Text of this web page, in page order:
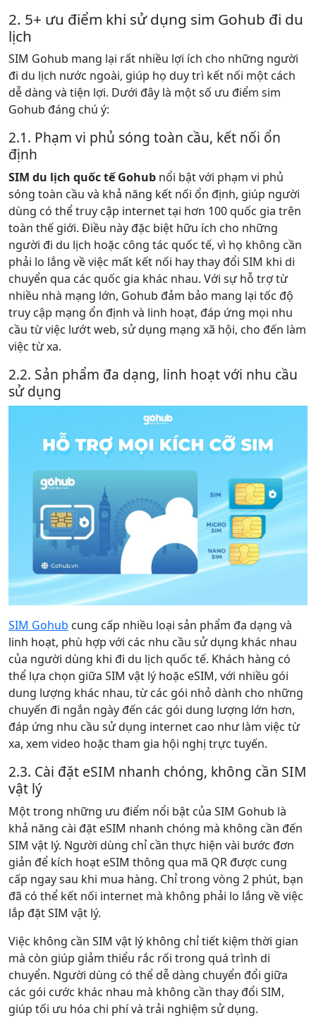
2. 5+ ưu điểm khi sử dụng sim Gohub đi du
lịch
SIM Gohub mang lại rất nhiều lợi ích cho những người
đi du lịch nước ngoài, giúp họ duy trì kết nối một cách
dễ dàng và tiện lợi. Dưới đây là một số ưu điểm sim
Gohub đáng chú ý:
2.1. Phạm vi phủ sóng toàn cầu, kết nối ổn
định
SIM du lịch quốc tế Gohub nổi bật với phạm vi phủ
sóng toàn cầu và khả năng kết nối ổn định, giúp người
dùng có thể truy cập internet tại hơn 100 quốc gia trên
toàn thế giới. Điều này đặc biệt hữu ích cho những
người đi du lịch hoặc công tác quốc tế, vì họ không cần
phải lo lắng về việc mất kết nối hay thay đổi SIM khi di
chuyển qua các quốc gia khác nhau. Với sự hỗ trợ từ
nhiều nhà mạng lớn, Gohub đảm bảo mang lại tốc độ
truy cập mạng ổn định và linh hoạt, đáp ứng mọi nhu
cầu từ việc lướt web, sử dụng mạng xã hội, cho đến làm
việc từ xa.
2.2. Sản phẩm đa dạng, linh hoạt với nhu cầu
sử dụng
SIM Gohub cung cấp nhiều loại sản phẩm đa dạng và
linh hoạt, phù hợp với các nhu cầu sử dụng khác nhau
của người dùng khi đi du lịch quốc tế. Khách hàng có
thể lựa chọn giữa SIM vật lý hoặc eSIM, với nhiều gói
dung lượng khác nhau, từ các gói nhỏ dành cho những
chuyến đi ngắn ngày đến các gói dung lượng lớn hơn,
đáp ứng nhu cầu sử dụng internet cao như làm việc từ
xa, xem video hoặc tham gia hội nghị trực tuyến.
2.3. Cài đặt eSIM nhanh chóng, không cần SIM
vật lý
Một trong những ưu điểm nổi bật của SIM Gohub là
khả năng cài đặt eSIM nhanh chóng mà không cần đến
SIM vật lý. Người dùng chỉ cần thực hiện vài bước đơn
giản để kích hoạt eSIM thông qua mã QR được cung
cấp ngay sau khi mua hàng. Chỉ trong vòng 2 phút, bạn
đã có thể kết nối internet mà không phải lo lắng về việc
lắp đặt SIM vật lý.
Việc không cần SIM vật lý không chỉ tiết kiệm thời gian
mà còn giúp giảm thiểu rắc rối trong quá trình di
chuyển. Người dùng có thể dễ dàng chuyển đổi giữa
các gói cước khác nhau mà không cần thay đổi SIM,
giúp tối ưu hóa chi phí và trải nghiệm sử dụng​.